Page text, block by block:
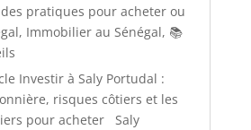
pratiques pour acheter ou
, Immobilier au Sénégal, 📚
Investir à Saly Portudal :
risques côtiers et les
pour acheter Saly